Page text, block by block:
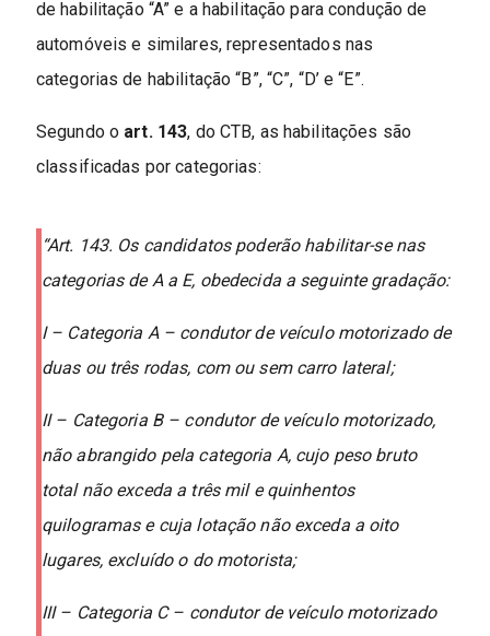
de habilitação “A” e a habilitação para condução de
automóveis e similares, representados nas
categorias de habilitação “B”, “C”, “D’ e “E”.
Segundo o art. 143, do CTB, as habilitações são
classificadas por categorias:
“Art. 143. Os candidatos poderão habilitar-se nas
categorias de A a E, obedecida a seguinte gradação:
I – Categoria A – condutor de veículo motorizado de
duas ou três rodas, com ou sem carro lateral;
II – Categoria B – condutor de veículo motorizado,
não abrangido pela categoria A, cujo peso bruto
total não exceda a três mil e quinhentos
quilogramas e cuja lotação não exceda a oito
lugares, excluído o do motorista;
III – Categoria C – condutor de veículo motorizado